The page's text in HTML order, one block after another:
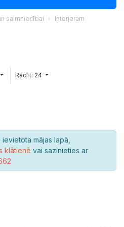
saimniecībai
Interjeram
Rādīt: 24
mājas lapā,
klātienē vai sazinieties ar